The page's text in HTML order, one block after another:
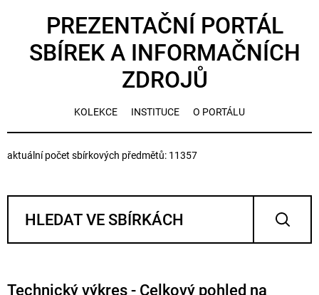
PREZENTAČNÍ PORTÁL
SBÍREK A INFORMAČNÍCH
ZDROJŮ
KOLEKCE INSTITUCE O PORTÁLU
aktuální počet sbírkových předmětů: 11357
Technický výkres - Celkový pohled na